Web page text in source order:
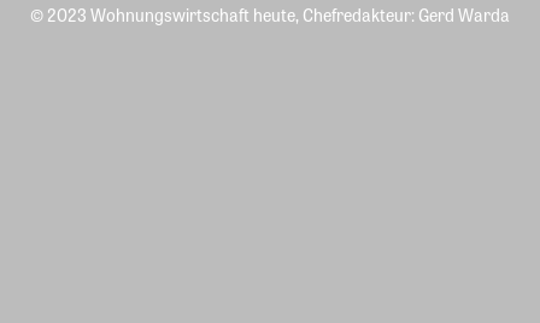
© 2023 Wohnungswirtschaft heute, Chefredakteur: Gerd Warda